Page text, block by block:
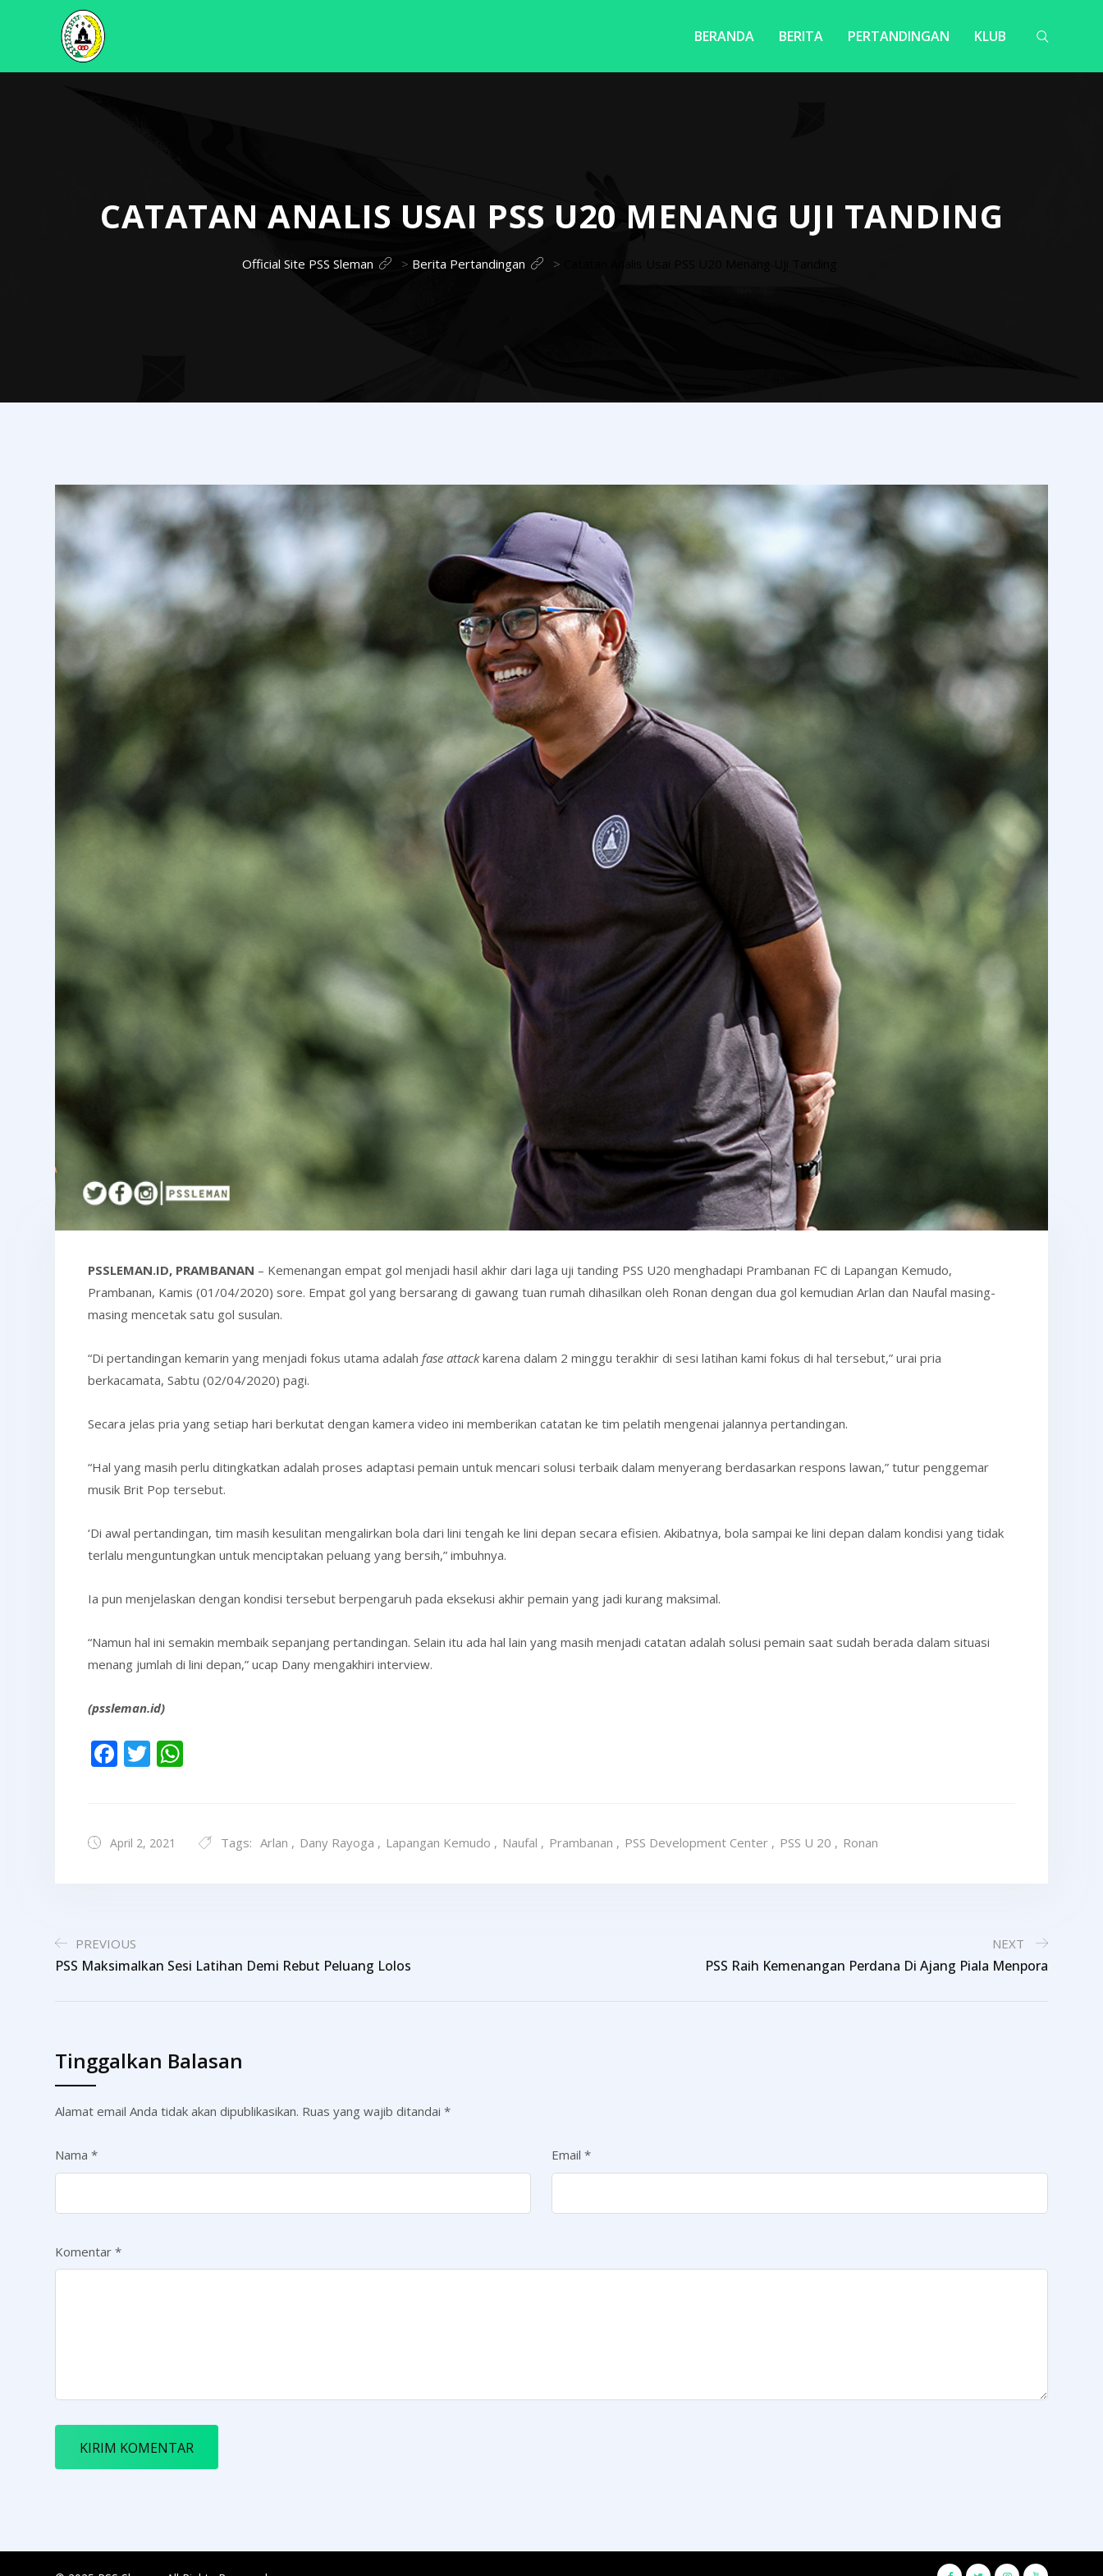
BERANDA BERITA PERTANDINGAN KLUB
CATATAN ANALIS USAI PSS U20 MENANG UJI TANDING
Official Site PSS Sleman > Berita Pertandingan >
PSSLEMAN.ID, PRAMBANAN – Kemenangan empat gol menjadi hasil akhir dari laga uji tanding PSS U20 menghadapi Prambanan FC di Lapangan Kemudo,
Prambanan, Kamis (01/04/2020) sore. Empat gol yang bersarang di gawang tuan rumah dihasilkan oleh Ronan dengan dua gol kemudian Arlan dan Naufal masing-
masing mencetak satu gol susulan.
“Di pertandingan kemarin yang menjadi fokus utama adalah fase attackkarena dalam 2 minggu terakhir di sesi latihan kami fokus di hal tersebut,” urai pria
berkacamata, Sabtu (02/04/2020) pagi.
Secara jelas pria yang setiap hari berkutat dengan kamera video ini memberikan catatan ke tim pelatih mengenai jalannya pertandingan.
“Hal yang masih perlu ditingkatkan adalah proses adaptasi pemain untuk mencari solusi terbaik dalam menyerang berdasarkan respons lawan,” tutur penggemar
musik Brit Pop tersebut.
‘Di awal pertandingan, tim masih kesulitan mengalirkan bola dari lini tengah ke lini depan secara efisien. Akibatnya, bola sampai ke lini depan dalam kondisi yang tidak
terlalu menguntungkan untuk menciptakan peluang yang bersih,” imbuhnya.
Ia pun menjelaskan dengan kondisi tersebut berpengaruh pada eksekusi akhir pemain yang jadi kurang maksimal.
“Namun hal ini semakin membaik sepanjang pertandingan. Selain itu ada hal lain yang masih menjadi catatan adalah solusi pemain saat sudah berada dalam situasi
menang jumlah di lini depan,” ucap Dany mengakhiri interview.
(pssleman.id)
Facebook
Twitter
April 2, 2021 Tags: Arlan , Dany Rayoga , Lapangan Kemudo , Naufal , Prambanan , PSS Development Center , PSS U 20 , Ronan
PREVIOUS
PSS Maksimalkan Sesi Latihan Demi Rebut Peluang Lolos
NEXT
PSS Raih Kemenangan Perdana Di Ajang Piala Menpora
Tinggalkan Balasan
Alamat email Anda tidak akan dipublikasikan. Ruas yang wajib ditandai *
Nama * Email *
Komentar *